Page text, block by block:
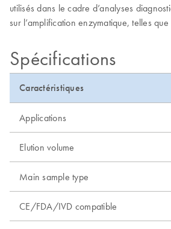
utilisés dans le cadre d’analyses
sur l’amplification enzymatique, telles que
Spécifications
Caractéristiques
Applications
Elution volume
Main sample type
CE/FDA/IVD compatible